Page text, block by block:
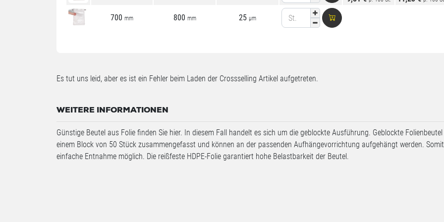
700 mm 800 mm 25 µm St.
Es tut uns leid, aber es ist ein Fehler beim Laden der Crossselling Artikel aufgetreten.
WEITERE INFORMATIONEN
Günstige Beutel aus Folie finden Sie hier. In diesem Fall handelt es sich um die geblockte Ausführung. Geblockte
einem Block von 50 Stück zusammengefasst und können an der passenden Aufhängevorrichtung aufgehängt werden.
einfache Entnahme möglich. Die reißfeste HDPE-Folie garantiert hohe Belastbarkeit der Beutel.